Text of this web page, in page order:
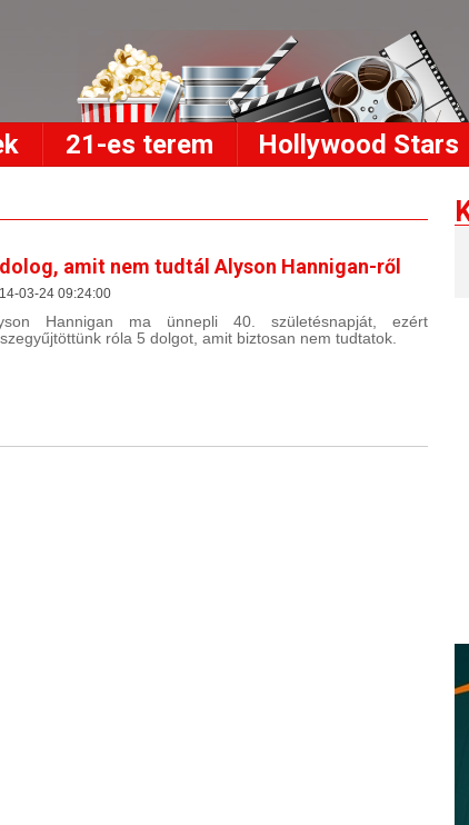
21-es terem Hollywood Stars
amit nem tudtál Alyson Hannigan-ről
03-24 09:24:00
Hannigan ma ünnepli 40. születésnapját, ezért
róla 5 dolgot, amit biztosan nem tudtatok.